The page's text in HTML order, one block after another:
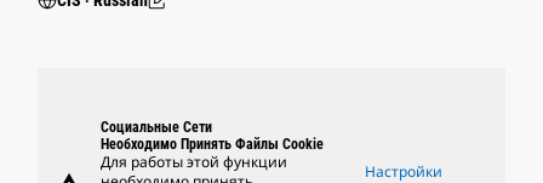
Социальные Сети
Необходимо Принять Файлы Cookie
Для работы этой функции
Настройки